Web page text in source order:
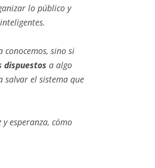
lo público y
sino si
dispuestos a algo
salvar el sistema que
esperanza, cómo